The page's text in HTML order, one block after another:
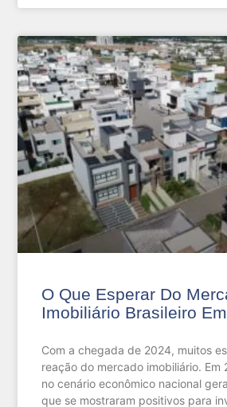
O Que Esperar Do
Imobiliário Brasileiro
Com a chegada de 2024, muitos
reação do mercado imobiliário. Em
no cenário econômico nacional
que se mostraram positivos para